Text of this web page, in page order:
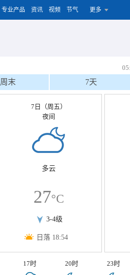
专业产品 资讯 视频 节气 更多
周末 7天
7日（周五）
夜间
多云
27°C
3-4级
日落 18:54
17时 20时 23时